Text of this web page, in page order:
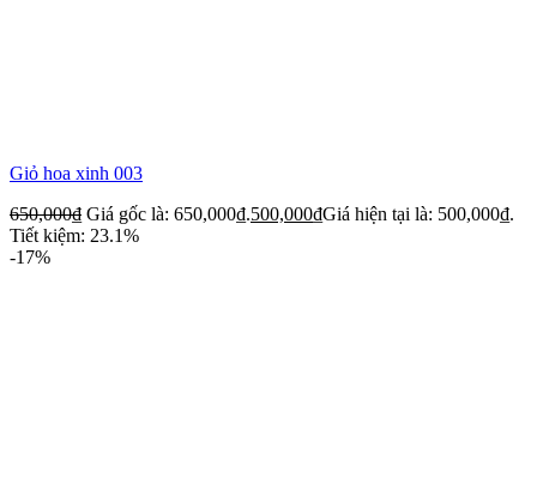
Giỏ hoa xinh 003
650,000₫ Giá gốc là: 650,000₫.500,000₫Giá hiện tại là: 500,000₫.
Tiết kiệm: 23.1%
-17%